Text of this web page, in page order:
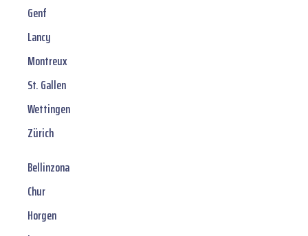
Genf
Lancy
Montreux
St. Gallen
Wettingen
Zürich
Bellinzona
Chur
Horgen